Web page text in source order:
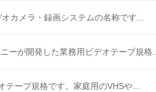
カメラ・録画システムの名称です...
ーが開発した業務用ビデオテープ規格...
ープ規格です。家庭用のVHSや...